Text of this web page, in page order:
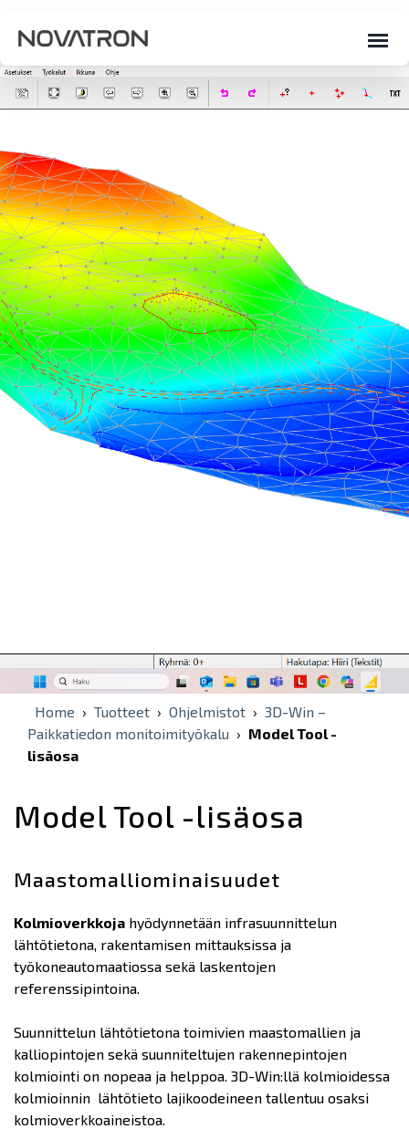
Home › Tuotteet › Ohjelmistot › 3D-Win –
Paikkatiedon monitoimityökalu › Model Tool -
lisäosa
Model Tool -lisäosa
Maastomalliominaisuudet
Kolmioverkkoja hyödynnetään infrasuunnittelun
lähtötietona, rakentamisen mittauksissa ja
työkoneautomaatiossa sekä laskentojen
referenssipintoina.
Suunnittelun lähtötietona toimivien maastomallien ja
kalliopintojen sekä suunniteltujen rakennepintojen
kolmiointi on nopeaa ja helppoa. 3D-Win:llä kolmioidessa
kolmioinnin lähtötieto lajikoodeineen tallentuu osaksi
kolmioverkkoaineistoa.